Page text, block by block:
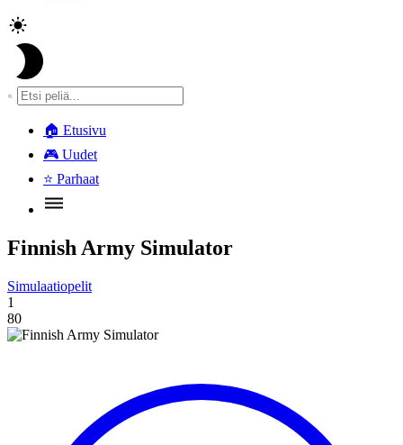
🏠 Etusivu
🎮 Uudet
⭐ Parhaat
Finnish Army Simulator
Simulaatiopelit
1
80